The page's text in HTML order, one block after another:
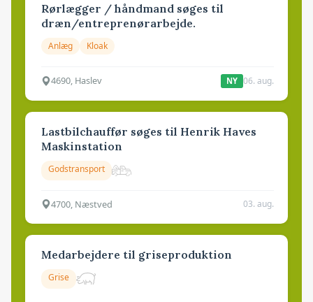
Rørlægger / håndmand søges til
dræn/entreprenørarbejde.
Anlæg Kloak
4690, Haslev NY 06. aug.
Lastbilchauffør søges til Henrik Haves
Maskinstation
Godstransport
4700, Næstved 03. aug.
Medarbejdere til griseproduktion
Grise